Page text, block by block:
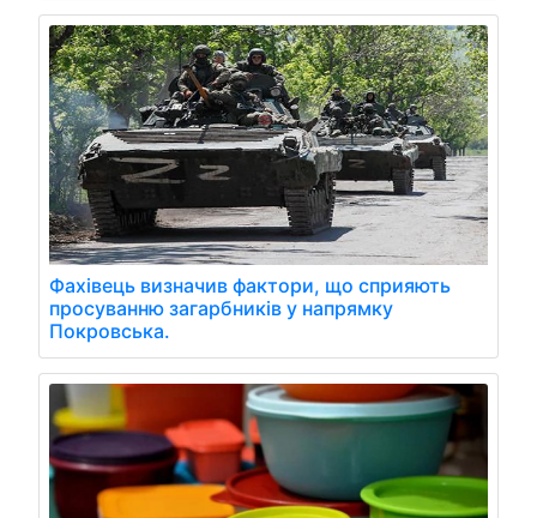
Фахівець визначив фактори, що сприяють
просуванню загарбників у напрямку
Покровська.